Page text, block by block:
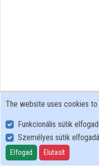
User Policy
Adatkezelési tájékoztató (en)
Cookie Policy
The website uses cookies
Funkcionális sütik
Személyes sütik
Elfogad Elutasít